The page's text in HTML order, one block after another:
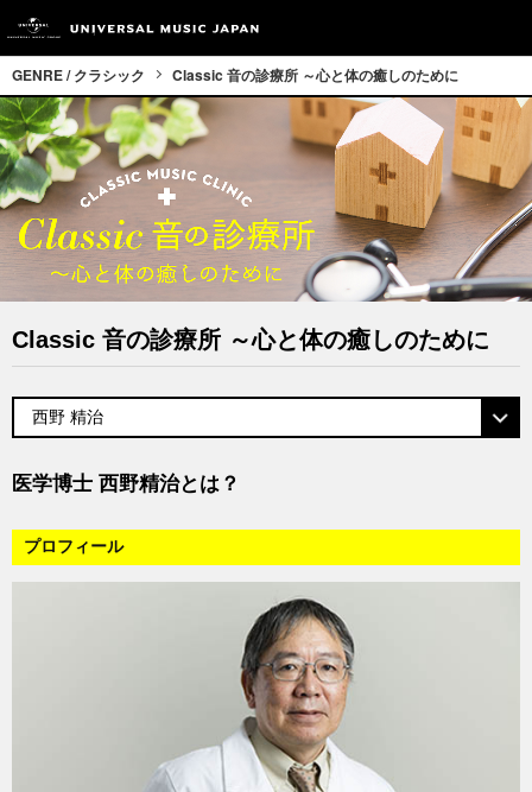
GENRE / クラシック Classic 音の診療所 ～心と体の癒しのために
Classic 音の診療所 ～心と体の癒しのために
医学博士 西野精治とは？
プロフィール